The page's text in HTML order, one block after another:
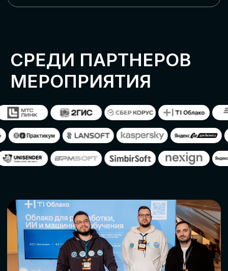
ОСТАВИТЬ
ЗАЯВКУ
СТАТЬ ПАРТНЕРОМ
СКАЧАТЬ ПРОГРАММУ
СТАТЬ СПИКЕРОМ
Оставьте заявку, наши менеджеры